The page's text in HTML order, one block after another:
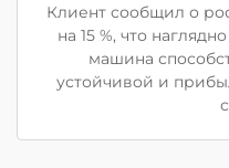
Клиент сообщил о
на 15 %, что
машина
устойчивой и